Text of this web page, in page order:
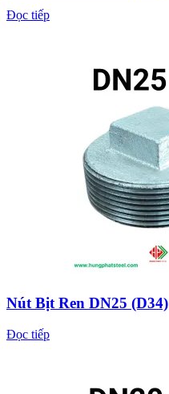
Đọc tiếp
Nút Bịt Ren DN25 (D34)
Đọc tiếp